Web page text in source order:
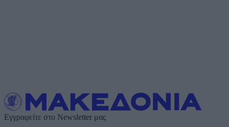
Εγγραφείτε στο Newsletter μας